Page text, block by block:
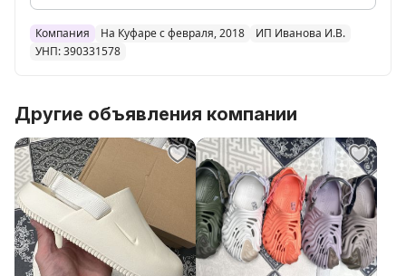
Компания На Куфаре с февраля, 2018
ИП Иванова И.В.
УНП: 390331578
Другие объявления компании